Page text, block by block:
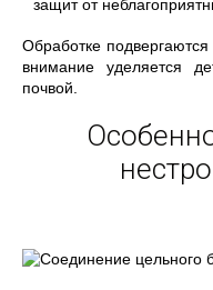
защит от
Обработке
внимание уделяется
почвой.